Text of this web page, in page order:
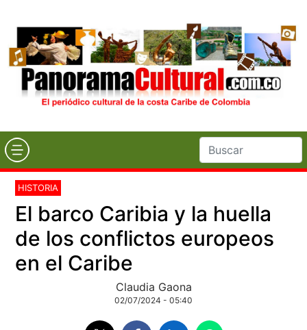
HISTORIA
El barco Caribia y la huella
de los conflictos europeos
en el Caribe
Claudia Gaona
02/07/2024 - 05:40